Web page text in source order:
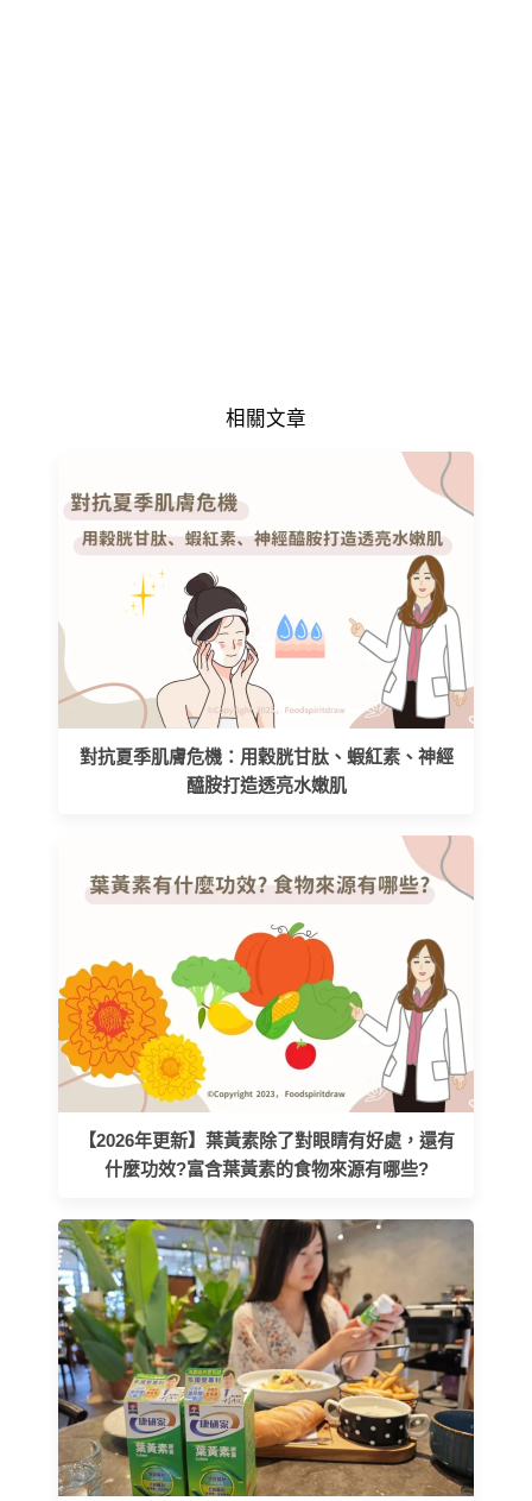
相關文章
對抗夏季肌膚危機：用穀胱甘肽、蝦紅素、神經
醯胺打造透亮水嫩肌
【2026年更新】葉黃素除了對眼睛有好處，還有
什麼功效?富含葉黃素的食物來源有哪些?